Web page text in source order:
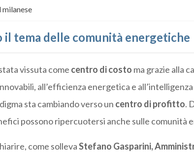
il tema delle comunità energetiche
vissuta come centro di costo ma grazie alla
all’efficienza energetica e
sta cambiando verso un centro di profitto.
possono ripercuotersi anche sulle comunità
come sollevaStefano Gasparini,